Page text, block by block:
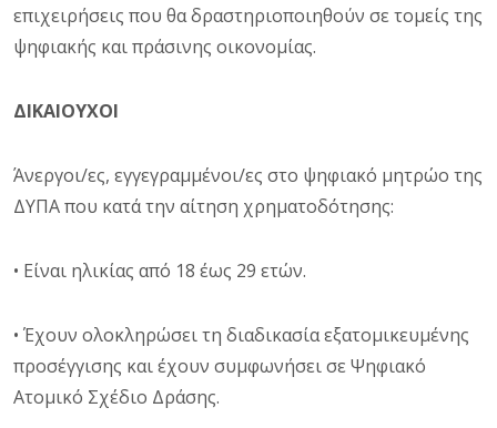
επιχειρήσεις που θα δραστηριοποιηθούν σε τομείς της
ψηφιακής και πράσινης οικονομίας.
ΔΙΚΑΙΟΥΧΟΙ
Άνεργοι/ες, εγγεγραμμένοι/ες στο ψηφιακό μητρώο της
ΔΥΠΑ που κατά την αίτηση χρηματοδότησης:
• Είναι ηλικίας από 18 έως 29 ετών.
• Έχουν ολοκληρώσει τη διαδικασία εξατομικευμένης
προσέγγισης και έχουν συμφωνήσει σε Ψηφιακό
Ατομικό Σχέδιο Δράσης.